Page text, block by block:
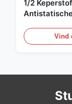
1/2
Vind